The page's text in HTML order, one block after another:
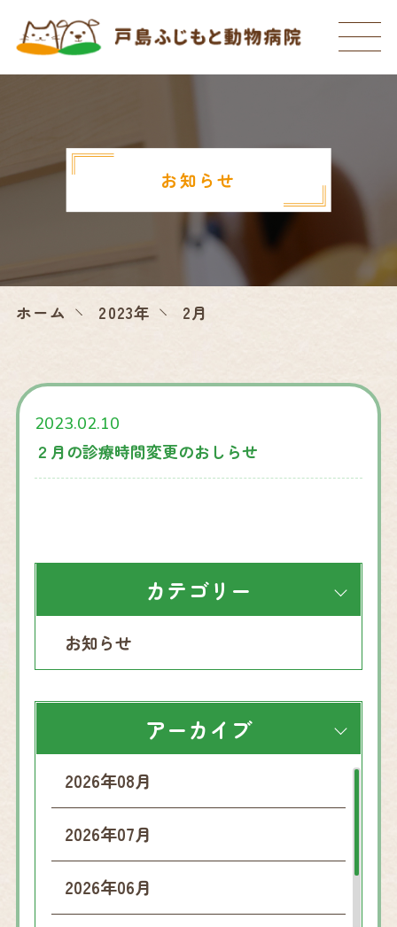
お知らせ
ホーム 2023年 2月
２月の診療時間変更のおしらせ
2023.02.10
カテゴリー
お知らせ
アーカイブ
2026年08月
2026年07月
2026年06月